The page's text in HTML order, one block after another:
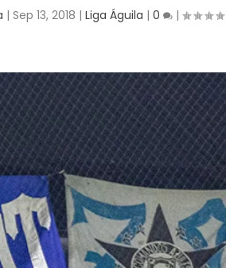
| Sep 13, 2018 | Liga Águila | 0 |